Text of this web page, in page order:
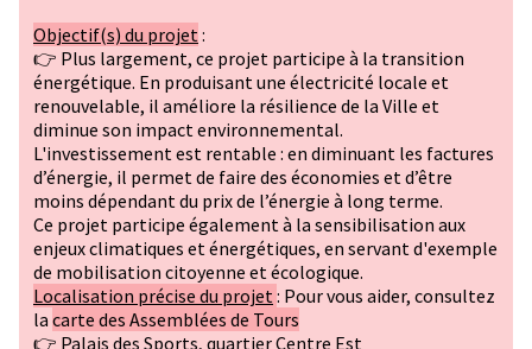
Objectif(s) du projet:
👉 Plus largement, ce projet participe à la transition
énergétique. En produisant une électricité locale et
renouvelable, il améliore la résilience de la Ville et
diminue son impact environnemental.
L'investissement est rentable : en diminuant les factures
d’énergie, il permet de faire des économies et d’être
moins dépendant du prix de l’énergie à long terme.
Ce projet participe également à la sensibilisation aux
enjeux climatiques et énergétiques, en servant d'exemple
de mobilisation citoyenne et écologique.
Localisation précise du projet: Pour vous aider, consultez
la carte des Assemblées de Tours
👉 Palais des Sports, quartier Centre Est